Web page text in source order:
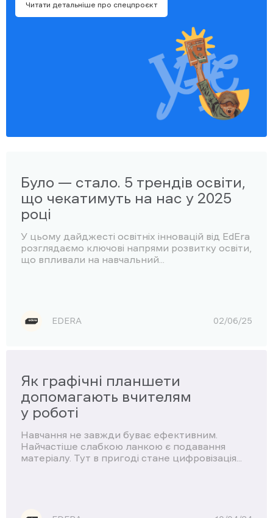
Читати детальніше про спецпроєкт
Було — стало. 5 трендів освіти,
що чекатимуть на нас у 2025
році
У цьому дайджесті освітніх інновацій від EdEra
розглядаємо ключові напрями розвитку освіти,
що впливали на навчальний...
EDERA 02/06/25
Як графічні планшети
допомагають вчителям
у роботі
Навчання не завжди буває ефективним.
Найчастіше слабкою ланкою є подавання
матеріалу. Тут в пригоді стане цифровізація...